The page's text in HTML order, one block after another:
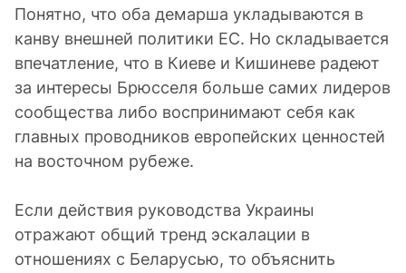
Понятно, что оба демарша укладываются в
канву внешней политики ЕС. Но складывается
впечатление, что в Киеве и Кишиневе радеют
за интересы Брюсселя больше самих лидеров
сообщества либо воспринимают себя как
главных проводников европейских ценностей
на восточном рубеже.
Если действия руководства Украины
отражают общий тренд эскалации в
отношениях с Беларусью, то объяснить